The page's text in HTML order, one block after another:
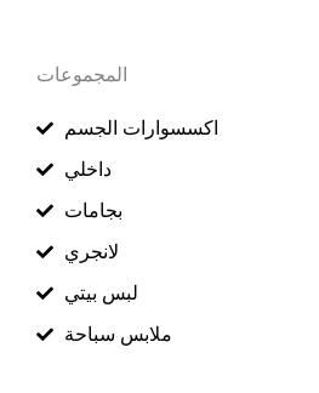
المجموعات
اكسسوارات الجسم
داخلي
بجامات
لانجري
لبس بيتي
ملابس سباحة